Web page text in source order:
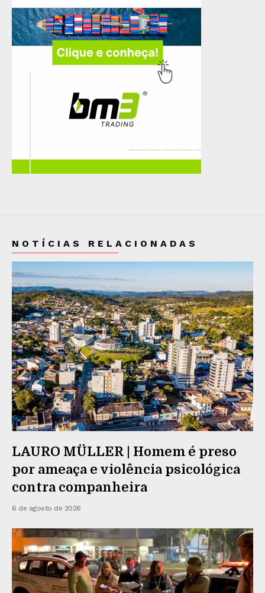
NOTÍCIAS RELACIONADAS
LAURO MÜLLER | Homem é preso
por ameaça e violência psicológica
contra companheira
6 de agosto de 2026